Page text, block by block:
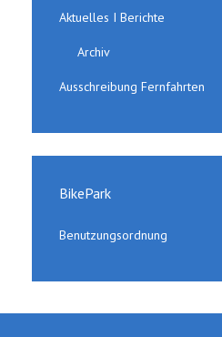
Aktuelles I Berichte
Archiv
Ausschreibung Fernfahrten
BikePark
Benutzungsordnung